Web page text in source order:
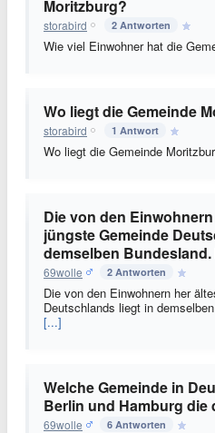
Moritzburg?
storabird 2 Antworten
Wie viel Einwohner hat die
Wo liegt die Gemeinde
storabird 1 Antwort
Wo liegt die Gemeinde
Die von den
jüngste Gemeinde
demselben Bundesland.
69wolle 2 Antworten
Die von den Einwohnern her
Deutschlands liegt in
[...]
Welche Gemeinde in
Berlin und Hamburg die
69wolle 6 Antworten